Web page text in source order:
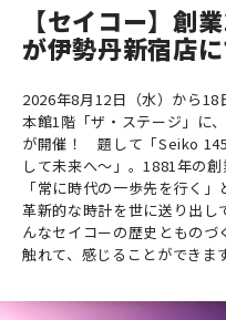
【セイコー】創
が伊勢丹新宿店
2026年8月12日（水）から
本館1階「ザ・ステージ」に
が開催！ 題して「Seiko
して未来へ～」。1881年の
「常に時代の一歩先を行く
革新的な時計を世に送り出し
んなセイコーの歴史とものづ
触れて、感じることができます